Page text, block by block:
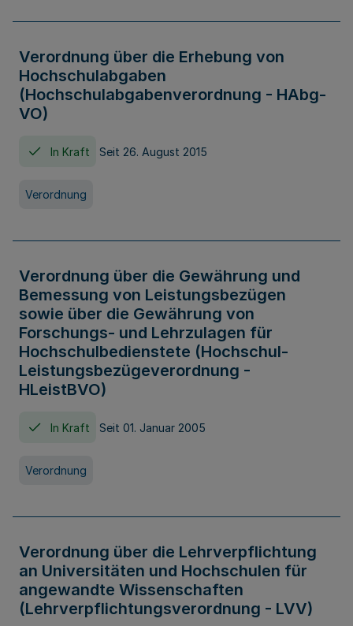
Verordnung über die Erhebung von
Hochschulabgaben
(Hochschulabgabenverordnung - HAbg-
VO)
In Kraft Seit 26. August 2015
Verordnung
Verordnung über die Gewährung und
Bemessung von Leistungsbezügen
sowie über die Gewährung von
Forschungs- und Lehrzulagen für
Hochschulbedienstete (Hochschul-
Leistungsbezügeverordnung -
HLeistBVO)
In Kraft Seit 01. Januar 2005
Verordnung
Verordnung über die Lehrverpflichtung
an Universitäten und Hochschulen für
angewandte Wissenschaften
(Lehrverpflichtungsverordnung - LVV)